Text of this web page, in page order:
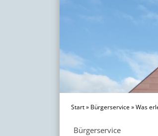
Start» Bürgerservice»Was
Bürgerservice